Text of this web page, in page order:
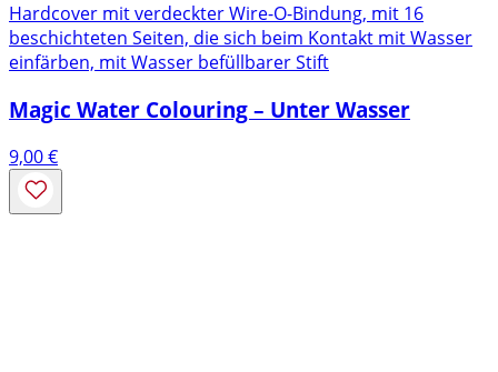
Hardcover mit verdeckter Wire-O-Bindung, mit 16
beschichteten Seiten, die sich beim Kontakt mit Wasser
einfärben, mit Wasser befüllbarer Stift
Magic Water Colouring – Unter Wasser
9,00€